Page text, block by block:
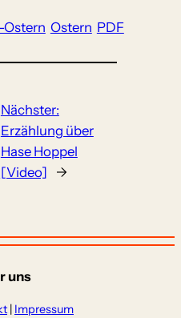
Ostern PDF
Nächster:
Erzählung über
Hase Hoppel
[Video]
→
uns
| Impressum